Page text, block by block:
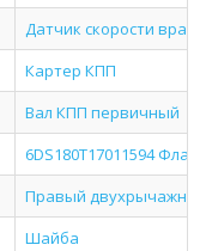
Датчик скорости
Картер КПП
Вал КПП первичный
6DS180T17011594
Правый
Шайба